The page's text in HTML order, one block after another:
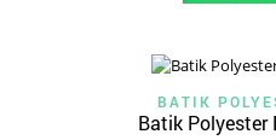
BATIK
Batik Polyester